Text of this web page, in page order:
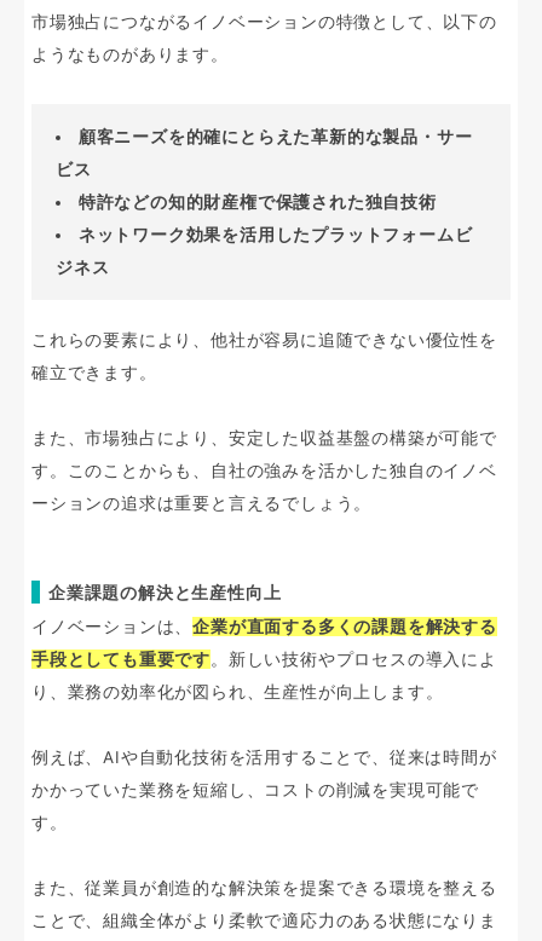
市場独占につながるイノベーションの特徴として、以下の
ようなものがあります。
顧客ニーズを的確にとらえた革新的な製品・サー
ビス
特許などの知的財産権で保護された独自技術
ネットワーク効果を活用したプラットフォームビ
ジネス
これらの要素により、他社が容易に追随できない優位性を
確立できます。
また、市場独占により、安定した収益基盤の構築が可能で
す。このことからも、自社の強みを活かした独自のイノベ
ーションの追求は重要と言えるでしょう。
企業課題の解決と生産性向上
イノベーションは、企業が直面する多くの課題を解決する
手段としても重要です。新しい技術やプロセスの導入によ
り、業務の効率化が図られ、生産性が向上します。
例えば、AIや自動化技術を活用することで、従来は時間が
かかっていた業務を短縮し、コストの削減を実現可能で
す。
また、従業員が創造的な解決策を提案できる環境を整える
ことで、組織全体がより柔軟で適応力のある状態になりま